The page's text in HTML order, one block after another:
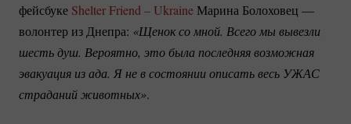
фейсбуке Shelter Friend – Ukraine Марина Болоховец —
волонтер из Днепра: «Щенок со мной. Всего мы вывезли
шесть душ. Вероятно, это была последняя возможная
эвакуация из ада. Я не в состоянии описать весь УЖАС
страданий животных».